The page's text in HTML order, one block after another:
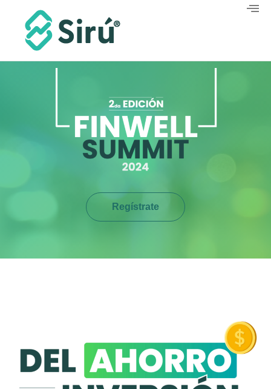
Regístrate